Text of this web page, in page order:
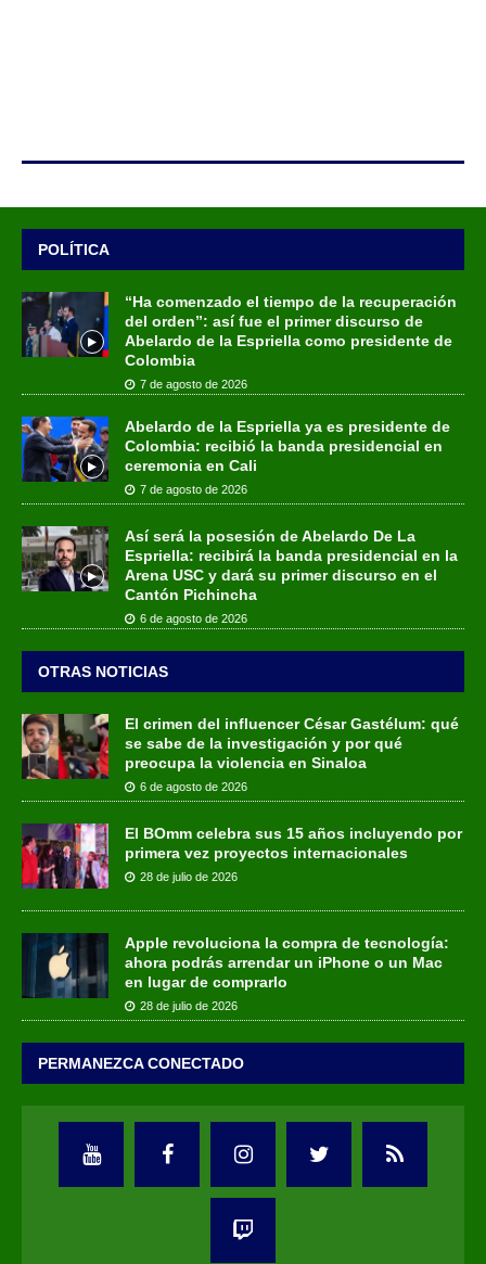
POLÍTICA
“Ha comenzado el tiempo de la recuperación
del orden”: así fue el primer discurso de
Abelardo de la Espriella como presidente de
Colombia
7 de agosto de 2026
Abelardo de la Espriella ya es presidente de
Colombia: recibió la banda presidencial en
ceremonia en Cali
7 de agosto de 2026
Así será la posesión de Abelardo De La
Espriella: recibirá la banda presidencial en la
Arena USC y dará su primer discurso en el
Cantón Pichincha
6 de agosto de 2026
OTRAS NOTICIAS
El crimen del influencer César Gastélum: qué
se sabe de la investigación y por qué
preocupa la violencia en Sinaloa
6 de agosto de 2026
El BOmm celebra sus 15 años incluyendo por
primera vez proyectos internacionales
28 de julio de 2026
Apple revoluciona la compra de tecnología:
ahora podrás arrendar un iPhone o un Mac
en lugar de comprarlo
28 de julio de 2026
PERMANEZCA CONECTADO